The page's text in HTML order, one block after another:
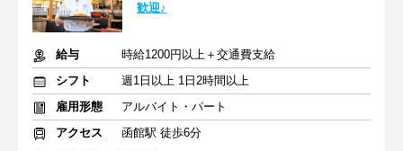
歓迎♪
給与
時給1200円以上＋交通費支給
シフト
週1日以上 1日2時間以上
雇用形態
アルバイト・パート
アクセス
函館駅 徒歩6分